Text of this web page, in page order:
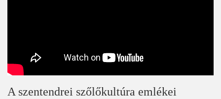
A szentendrei szőlőkultúra emlékei